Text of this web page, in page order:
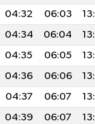
04:32 06:03
04:34 06:04
04:35 06:05
04:36 06:06
04:37 06:07
04:39 06:07